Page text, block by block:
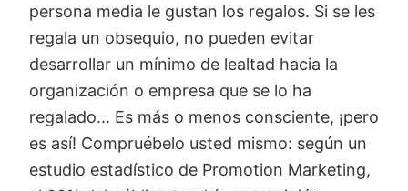
persona media le gustan los regalos. Si se les
regala un obsequio, no pueden evitar
desarrollar un mínimo de lealtad hacia la
organización o empresa que se lo ha
regalado... Es más o menos consciente, ¡pero
es así! Compruébelo usted mismo: según un
estudio estadístico de Promotion Marketing,